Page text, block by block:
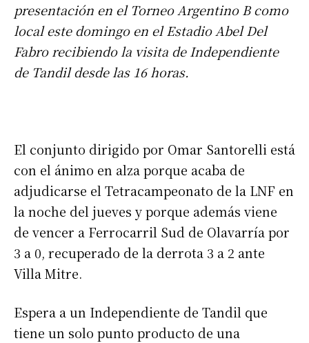
presentación en el Torneo Argentino B como
local este domingo en el Estadio Abel Del
Fabro recibiendo la visita de Independiente
de Tandil desde las 16 horas.
El conjunto dirigido por Omar Santorelli está
con el ánimo en alza porque acaba de
adjudicarse el Tetracampeonato de la LNF en
la noche del jueves y porque además viene
de vencer a Ferrocarril Sud de Olavarría por
3 a 0, recuperado de la derrota 3 a 2 ante
Villa Mitre.
Espera a un Independiente de Tandil que
tiene un solo punto producto de una